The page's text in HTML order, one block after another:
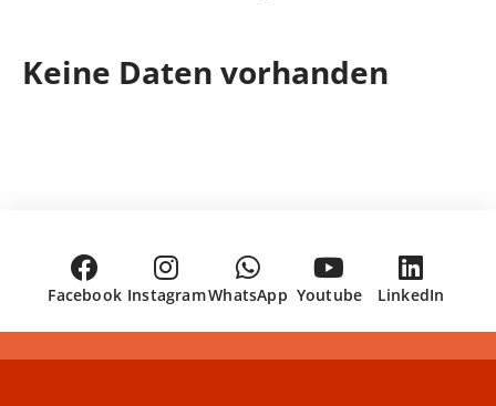
Keine Daten vorhanden
Facebook InstagramWhatsApp Youtube LinkedIn